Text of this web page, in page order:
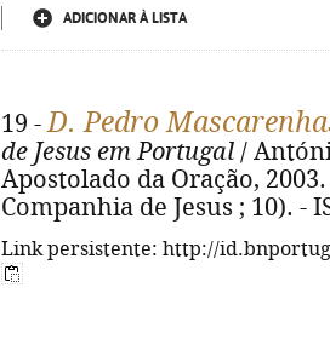
ADICIONAR À LISTA
19 -D. Pedro
de Jesus em Portugal /
Apostolado da Oração,
Companhia de Jesus ; 10). -
Link persistente: http://